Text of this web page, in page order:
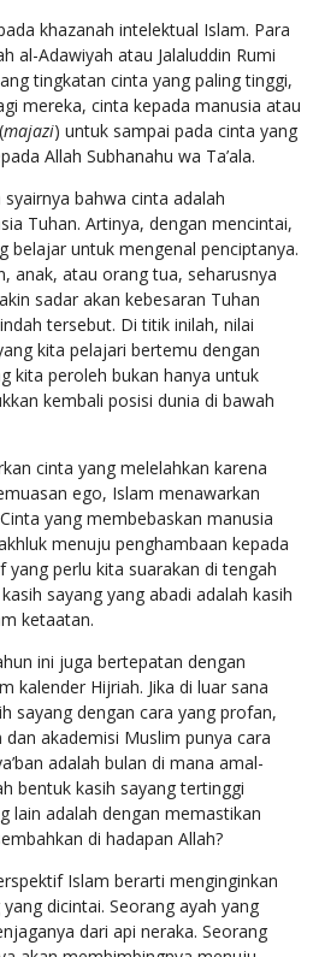
khazanah intelektual Islam. Para
al-Adawiyah atau Jalaluddin Rumi
tingkatan cinta yang paling tinggi,
mereka, cinta kepada manusia atau
majazi) untuk sampai pada cinta yang
Allah Subhanahu wa Ta’ala.
bahwa cinta adalah
Tuhan. Artinya, dengan mencintai,
belajar untuk mengenal penciptanya.
anak, atau orang tua, seharusnya
sadar akan kebesaran Tuhan
tersebut. Di titik inilah, nilai
kita pelajari bertemu dengan
kita peroleh bukan hanya untuk
kembali posisi dunia di bawah
cinta yang melelahkan karena
ego, Islam menawarkan
yang membebaskan manusia
menuju penghambaan kepada
yang perlu kita suarakan di tengah
sayang yang abadi adalah kasih
ketaatan.
ini juga bertepatan dengan
kalender Hijriah. Jika di luar sana
sayang dengan cara yang profan,
akademisi Muslim punya cara
adalah bulan di mana amal-
bentuk kasih sayang tertinggi
lain adalah dengan memastikan
di hadapan Allah?
Islam berarti menginginkan
dicintai. Seorang ayah yang
dari api neraka. Seorang